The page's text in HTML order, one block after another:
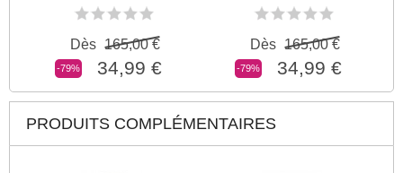
-79%
Dès 165,00 €
34,99 € -79%
Dès 165,00 €
34,99 €
PRODUITS COMPLÉMENTAIRES